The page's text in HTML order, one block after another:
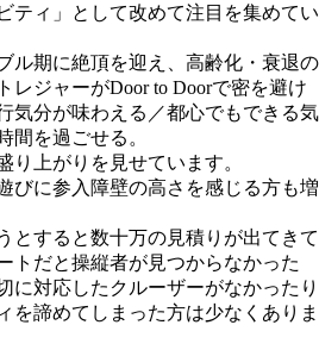
ティ」として改めて注目を集めてい
ル期に絶頂を迎え、高齢化・衰退の
レジャーがDoor to Doorで密を避け
気分が味わえる／都心でもできる気
間を過ごせる。
り上がりを見せています。
びに参入障壁の高さを感じる方も増
とすると数十万の見積りが出てきて
トだと操縦者が見つからなかった
に対応したクルーザーがなかったり
を諦めてしまった方は少なくありま